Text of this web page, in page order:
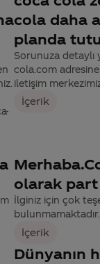
cola daha
planda
Sorunuza detaylı
cola.com
iletişim
İçerik
olarak part
İlginiz için çok
bulunmamaktadır.
İçerik
Dünyanın